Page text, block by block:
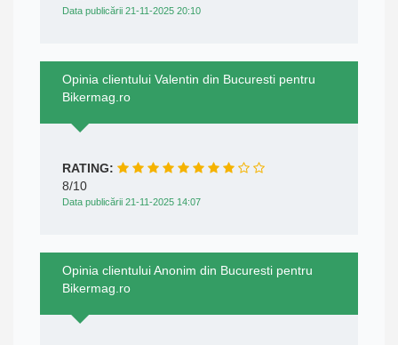
Data publicării 21-11-2025 20:10
Opinia clientului Valentin din Bucuresti pentru
Bikermag.ro
RATING:
8/10
Data publicării 21-11-2025 14:07
Opinia clientului Anonim din Bucuresti pentru
Bikermag.ro